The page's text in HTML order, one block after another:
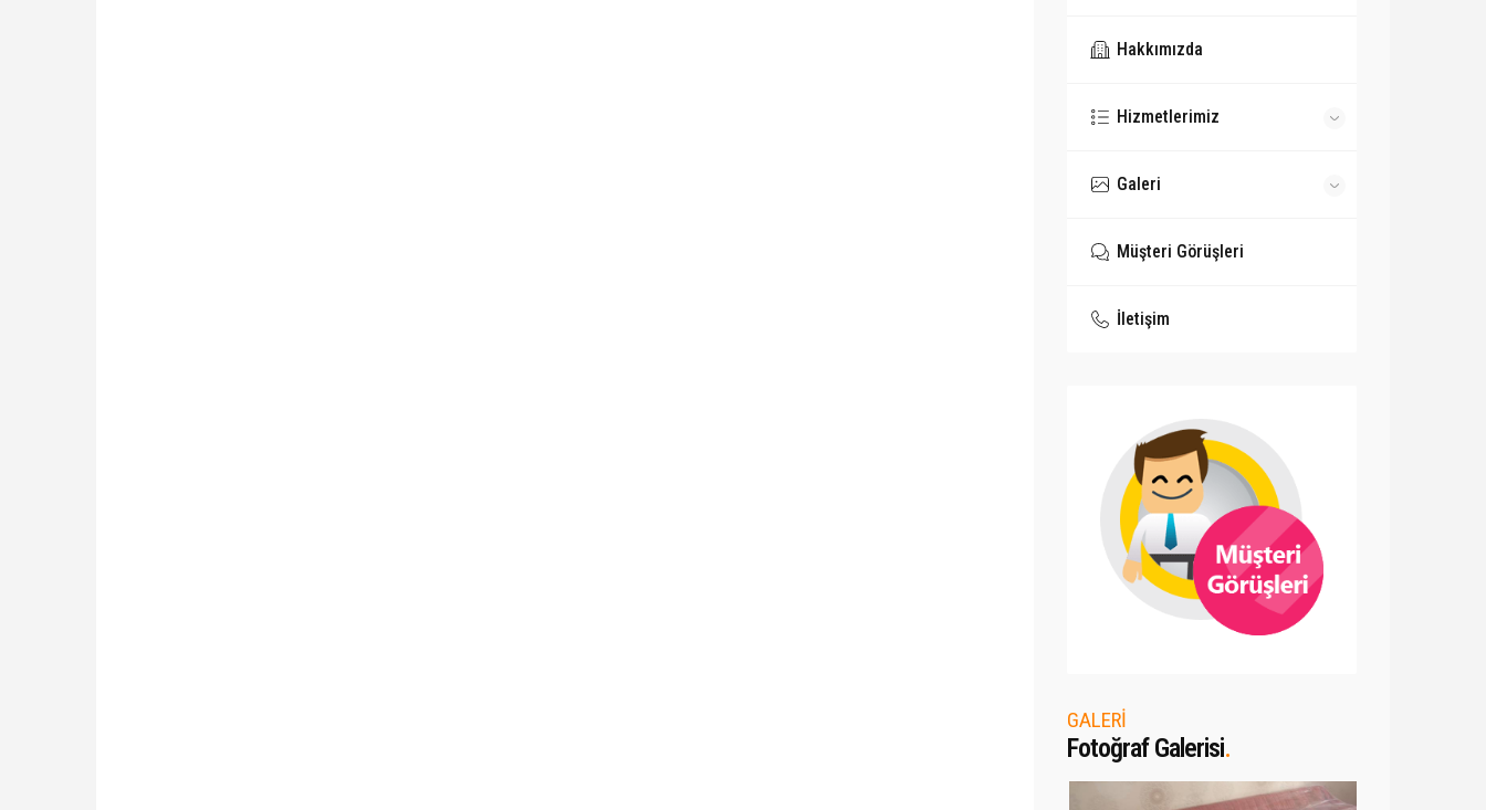
Hakkımızda
Hizmetlerimiz
Galeri
Müşteri Görüşleri
İletişim
GALERİ
Fotoğraf Galerisi.